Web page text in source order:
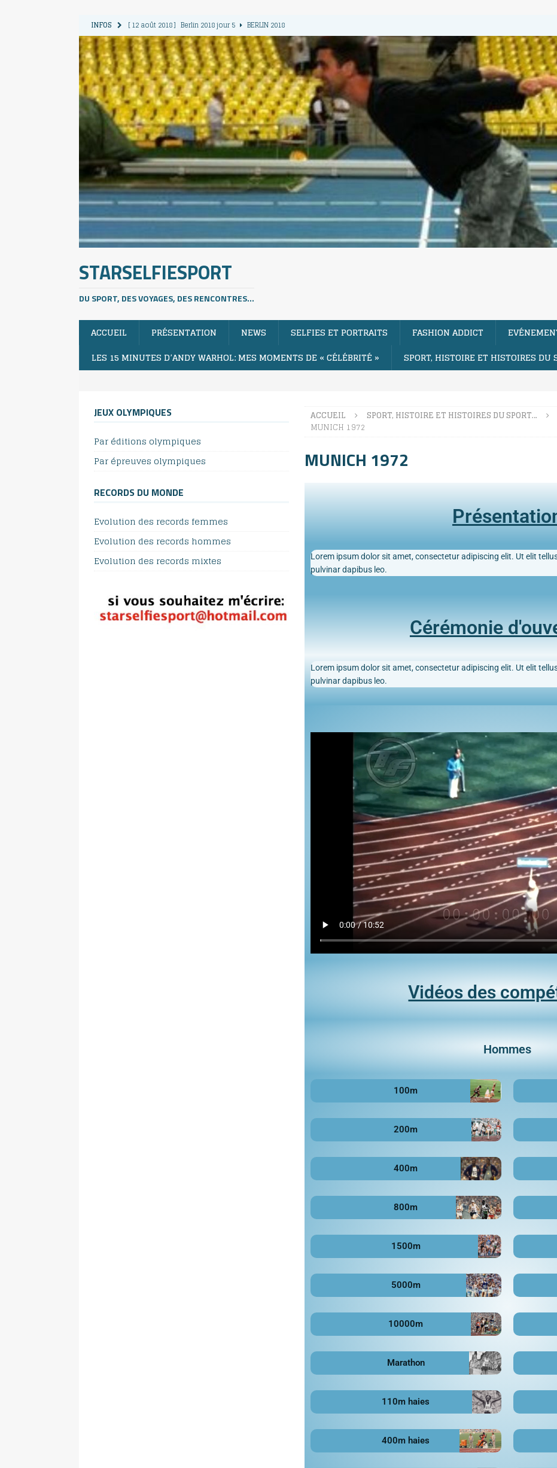
INFOS [ 12 août 2018 ] Berlin 2018 jour 5
BERLIN 2018
[ 11 août 2018 ] Berlin 2018 jour 4
BERLIN 2018
[ 10 août 2018 ] Berlin 2018 Jour 3
BERLIN 2018
[ 9 août 2018 ] Berlin 2018 jour 2
BERLIN 2018
[ 13 août 2018 ] Berlin 2018 jour 6 BERLIN 2018
STARSELFIESPORT
DU SPORT, DES VOYAGES, DES RENCONTRES...
ACCUEIL PRÉSENTATION NEWS SELFIES ET PORTRAITS FASHION ADDICT
LES 15 MINUTES D’ANDY WARHOL: MES MOMENTS DE « CÉLÉBRITÉ »
SPORT, HISTOIRE ET HISTOIRES DU
ACCUEIL SPORT, HISTOIRE ET HISTOIRES DU SPORT…
MUNICH 1972
MUNICH 1972
Lorem ipsum dolor sit amet, consectetur adipiscing elit. Ut elit
pulvinar dapibus leo.
Cérémonie
Lorem ipsum dolor sit amet, consectetur adipiscing elit. Ut elit
pulvinar dapibus leo.
Vidéos des
Hommes
100m
200m
400m
800m
1500m
5000m
10000m
Marathon
110m haies
400m haies
JEUX OLYMPIQUES
Par éditions olympiques
Par épreuves olympiques
RECORDS DU MONDE
Evolution des records femmes
Evolution des records hommes
Evolution des records mixtes